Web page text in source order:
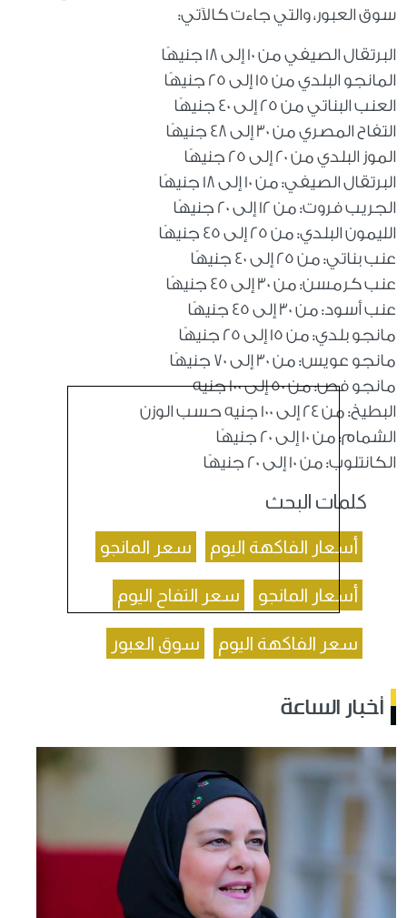
سوق العبور، والتي جاءت كالآتي:
البرتقال الصيفي من 10 إلى 18 جنيهًا
المانجو البلدي من 15 إلى 25 جنيهًا
العنب البناتي من 25 إلى 40 جنيهًا
التفاح المصري من 30 إلى 48 جنيهًا
الموز البلدي من 20 إلى 25 جنيهًا
البرتقال الصيفي: من 10 إلى 18 جنيهًا
الجريب فروت: من 12 إلى 20 جنيهًا
الليمون البلدي: من 25 إلى 45 جنيهًا
عنب بناتي: من 25 إلى 40 جنيهًا
عنب كرمسن: من 30 إلى 45 جنيهًا
عنب أسود: من 30 إلى 45 جنيهًا
مانجو بلدي: من 15 إلى 25 جنيهًا
مانجو عويس: من 30 إلى 70 جنيهًا
مانجو فص: من 50 إلى 100 جنيه
البطيخ: من 24 إلى 100 جنيه حسب الوزن
الشمام: من 10 إلى 20 جنيهًا
الكانتلوب: من 10 إلى 20 جنيهًا
كلمات البحث
أسعار الفاكهة اليوم سعر المانجو
أسعار المانجو سعر التفاح اليوم
سعر الفاكهة اليوم سوق العبور
أخبار الساعة